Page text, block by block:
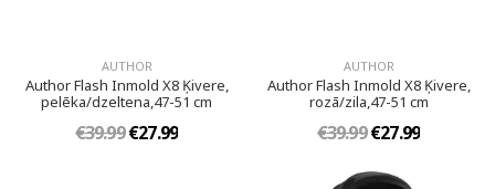
AUTHOR
Author Flash Inmold X8 Ķivere,
pelēka/dzeltena,47-51 cm
€39.99€27.99
AUTHOR
Author Flash Inmold X8 Ķivere,
rozā/zila,47-51 cm
€39.99€27.99